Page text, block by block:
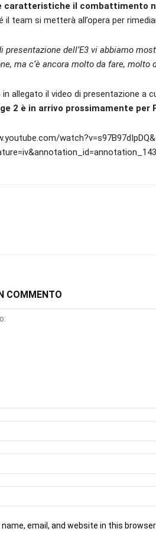
caratteristiche il combattimento
il team si metterà all’opera per
presentazione dell’E3 vi abbiamo
ma c’è ancora molto da fare,
allegato il video di presentazione a
2 è in arrivo prossimamente per
COMMENTO
name, email, and website in this